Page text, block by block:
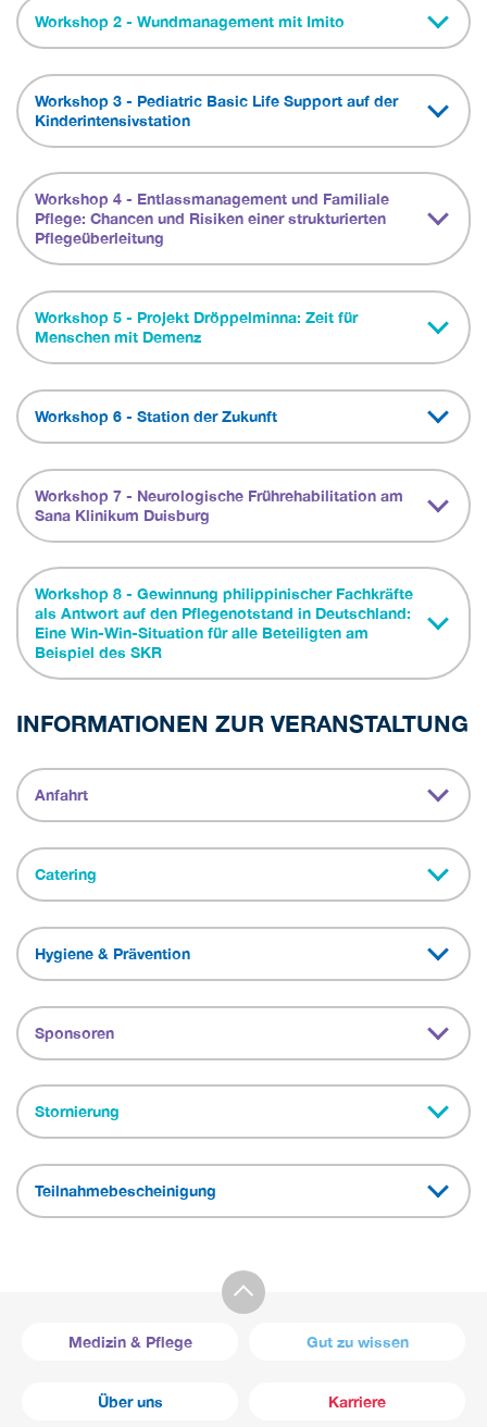
Workshop 2 - Wundmanagement mit Imito
Workshop 3 - Pediatric Basic Life Support auf der
Kinderintensivstation
Workshop 4 - Entlassmanagement und Familiale
Pflege: Chancen und Risiken einer strukturierten
Pflegeüberleitung
Workshop 5 - Projekt Dröppelminna: Zeit für
Menschen mit Demenz
Workshop 6 - Station der Zukunft
Workshop 7 - Neurologische Frührehabilitation am
Sana Klinikum Duisburg
Workshop 8 - Gewinnung philippinischer Fachkräfte
als Antwort auf den Pflegenotstand in Deutschland:
Eine Win-Win-Situation für alle Beteiligten am
Beispiel des SKR
INFORMATIONEN ZUR VERANSTALTUNG
Anfahrt
Catering
Hygiene & Prävention
Sponsoren
Stornierung
Teilnahmebescheinigung
Medizin & Pflege Gut zu wissen
Über uns Karriere